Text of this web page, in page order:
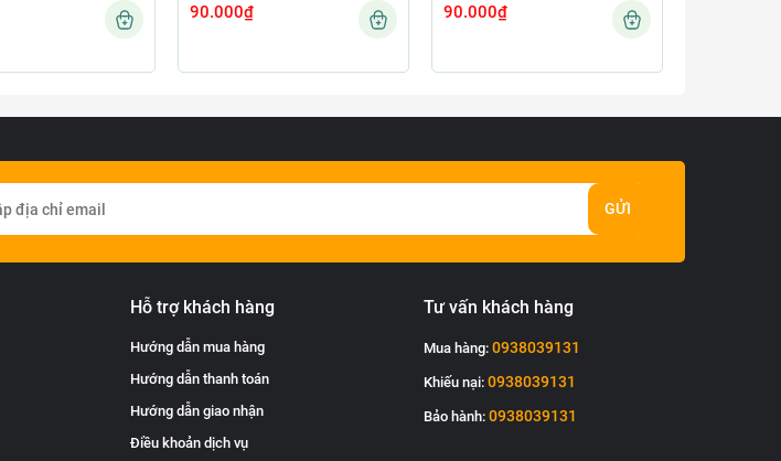
90.000₫ 90.000₫
GỬI
Hỗ trợ khách hàng
Hướng dẫn mua hàng
Hướng dẫn thanh toán
Hướng dẫn giao nhận
Điều khoản dịch vụ
Tư vấn khách hàng
Mua hàng:0938039131
Khiếu nại:0938039131
Bảo hành:0938039131